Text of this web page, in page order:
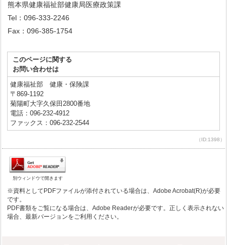
熊本県健康福祉部健康局医療政策課
Tel：096-333-2246
Fax：096-385-1754
このページに関する
お問い合わせは
健康福祉部 健康・保険課
〒869-1192
菊陽町大字久保田2800番地
電話：096-232-4912
ファックス：096-232-2544
（ID:1398）
別ウィンドウで開きます
※資料としてPDFファイルが添付されている場合は、Adobe Acrobat(R)が必要
です。
PDF書類をご覧になる場合は、Adobe Readerが必要です。正しく表示されない
場合、最新バージョンをご利用ください。